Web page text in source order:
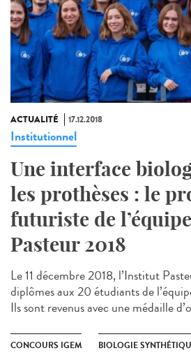
ACTUALITÉ 17.12.2018
Institutionnel
Une interface
les prothèses : le
futuriste de
Pasteur 2018
Le 11 décembre 2018, l’Institut
diplômes aux 20 étudiants de
Ils sont revenus avec une médaille
CONCOURS IGEM BIOLOGIE